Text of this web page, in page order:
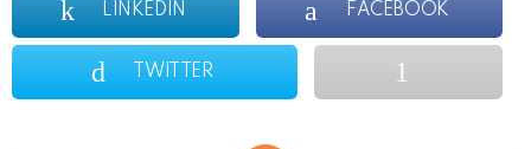
LINKEDIN FACEBOOK
TWITTER